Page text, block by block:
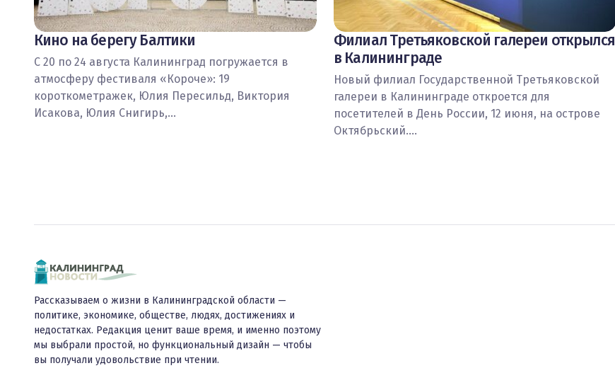
Кино на берегу Балтики
С 20 по 24 августа Калининград погружается в
атмосферу фестиваля «Короче»: 19
короткометражек, Юлия Пересильд, Виктория
Исакова, Юлия Снигирь,…
Филиал Третьяковской галереи открылся
в Калининграде
Новый филиал Государственной Третьяковской
галереи в Калининграде откроется для
посетителей в День России, 12 июня, на острове
Октябрьский.…
Рассказываем о жизни в Калининградской области —
политике, экономике, обществе, людях, достижениях и
недостатках. Редакция ценит ваше время, и именно поэтому
мы выбрали простой, но функциональный дизайн — чтобы
вы получали удовольствие при чтении.